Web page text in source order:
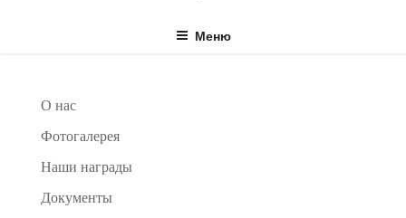
Меню
О нас
Фотогалерея
Наши награды
Документы